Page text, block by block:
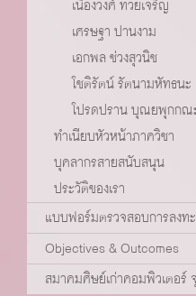
เนื่องวงศ์ ทวยเจริญ
เศรษฐา ปานงาม
เอกพล ช่วงสุวนิช
โชติรัตน์ รัตนามหัทธนะ
โปรดปราน บุณยพุกกณ
ทำเนียบหัวหน้าภาควิชา
บุคลากรสายสนับสนุน
ประวัติของเรา
แบบฟอร์มตรวจสอบการลงท
Objectives & Outcomes
สมาคมศิษย์เก่าคอมพิวเตอร์